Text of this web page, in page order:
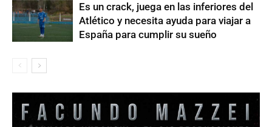
Es un crack, juega en las inferiores del
Atlético y necesita ayuda para viajar a
España para cumplir su sueño